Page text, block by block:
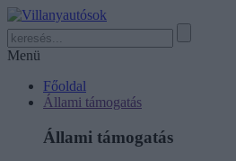
Menü
Főoldal
Állami támogatás
Állami támogatás